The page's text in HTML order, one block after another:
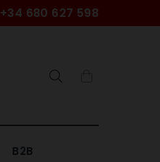
+34 680 627 598
B2B